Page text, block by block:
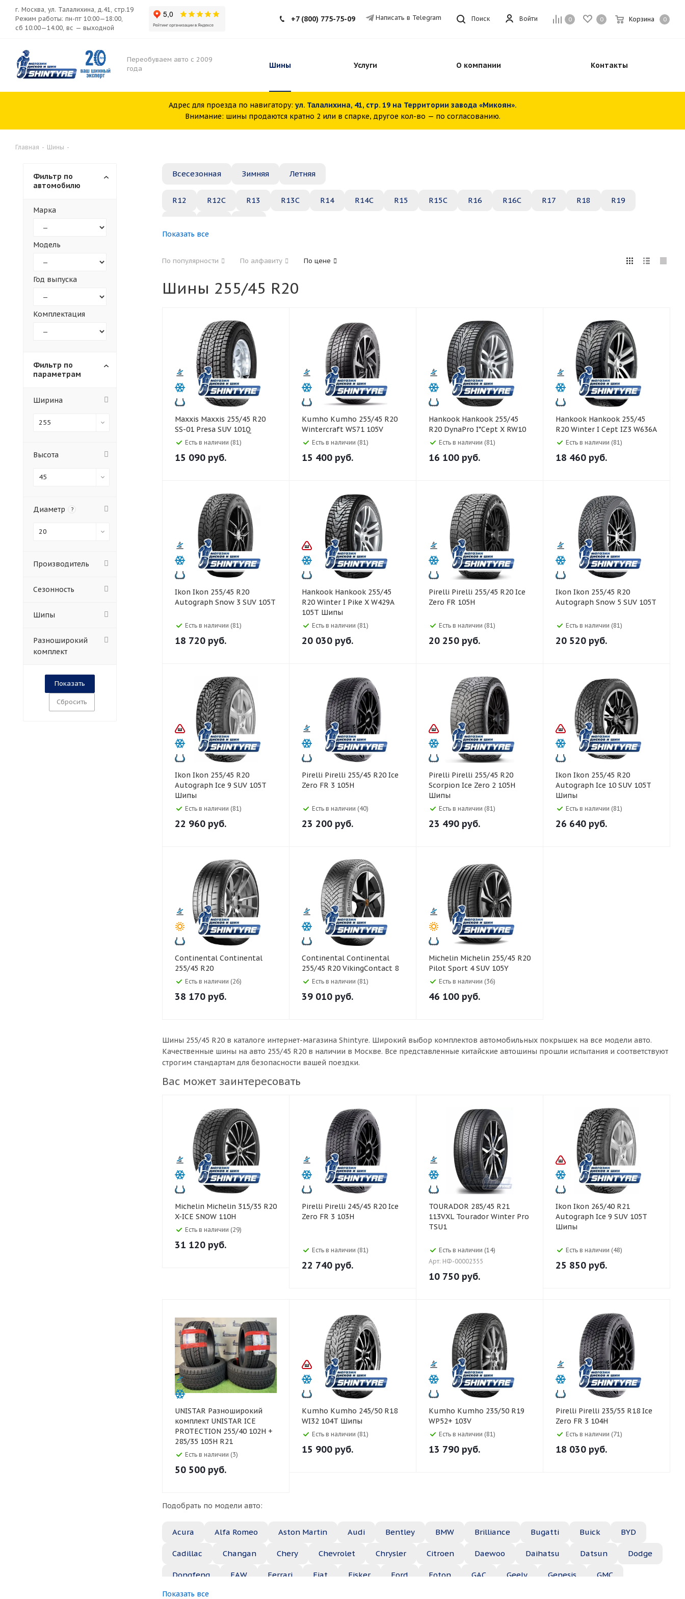
0 0 Корзина 0
Войти
г. Москва, ул. Талалихина, д.41, стр.19
Режим работы: пн-пт 10:00—18:00,
сб 10:00—14:00, вс — выходной
Поиск
+7 (800) 775-75-09 Написать в Telegram
Переобуваем авто с 2009
года
Шины Услуги О компании Контакты
Адрес для проезда по навигатору: ул. Талалихина, 41, стр. 19 на Территории завода «Микоян».
Внимание: шины продаются кратно 2 или в спарке, другое кол-во — по согласованию.
Главная - Шины -
Всесезонная Зимняя Летняя
R12 R12C R13 R13C R14 R14C R15 R15C R16 R16C R17 R18 R19
30 35 40 45 50
Показать все
По популярности По алфавиту По цене
Шины 255/45 R20
Maxxis Maxxis 255/45 R20
SS-01 Presa SUV 101Q
Есть в наличии (81)
15 090 руб.
Kumho Kumho 255/45 R20
Wintercraft WS71 105V
Есть в наличии (81)
15 400 руб.
Hankook Hankook 255/45
R20 DynaPro I*Cept X RW10
101TЕсть в наличии (81)
16 100 руб.
Hankook Hankook 255/45
R20 Winter I Cept IZ3 W636A
105TЕсть в наличии (81)
18 460 руб.
Ikon Ikon 255/45 R20
Autograph Snow 3 SUV 105T
Есть в наличии (81)
18 720 руб.
Hankook Hankook 255/45
R20 Winter I Pike X W429A
105T Шипы
Есть в наличии (81)
20 030 руб.
Pirelli Pirelli 255/45 R20 Ice
Zero FR 105H
Есть в наличии (81)
20 250 руб.
Ikon Ikon 255/45 R20
Autograph Snow 5 SUV 105T
Есть в наличии (81)
20 520 руб.
Ikon Ikon 255/45 R20
Autograph Ice 9 SUV 105T
Шипы
Есть в наличии (81)
22 960 руб.
Pirelli Pirelli 255/45 R20 Ice
Zero FR 3 105H
Есть в наличии (40)
23 200 руб.
Pirelli Pirelli 255/45 R20
Scorpion Ice Zero 2 105H
Шипы
Есть в наличии (81)
23 490 руб.
Ikon Ikon 255/45 R20
Autograph Ice 10 SUV 105T
Шипы
Есть в наличии (81)
26 640 руб.
Continental Continental
255/45 R20
ContiSportContact 7 105Y
Есть в наличии (26)
38 170 руб.
Continental Continental
255/45 R20 VikingContact 8
105TЕсть в наличии (81)
39 010 руб.
Michelin Michelin 255/45 R20
Pilot Sport 4 SUV 105Y
Есть в наличии (36)
46 100 руб.
Шины 255/45 R20 в каталоге интернет-магазина Shintyre. Широкий выбор комплектов автомобильных покрышек на все модели авто.
Качественные шины на авто 255/45 R20 в наличии в Москве. Все представленные китайские автошины прошли испытания и соответствуют
строгим стандартам для безопасности вашей поездки.
Вас может заинтересовать
Michelin Michelin 315/35 R20
X-ICE SNOW 110H
Есть в наличии (29)
31 120 руб.
Pirelli Pirelli 245/45 R20 Ice
Zero FR 3 103H
Есть в наличии (81)
22 740 руб.
TOURADOR 285/45 R21
113VXL Tourador Winter Pro
TSU1
Есть в наличии (14)
Арт: НФ-00002355
10 750 руб.
Ikon Ikon 265/40 R21
Autograph Ice 9 SUV 105T
Шипы
Есть в наличии (48)
25 850 руб.
UNISTAR Разноширокий
комплект UNISTAR ICE
PROTECTION 255/40 102H +
285/35 105H R21
Есть в наличии (3)
50 500 руб.
Kumho Kumho 245/50 R18
WI32 104T Шипы
Есть в наличии (81)
15 900 руб.
Kumho Kumho 235/50 R19
WP52+ 103V
Есть в наличии (81)
13 790 руб.
Pirelli Pirelli 235/55 R18 Ice
Zero FR 3 104H
Есть в наличии (71)
18 030 руб.
Подобрать по модели авто:
Acura Alfa Romeo Aston Martin Audi Bentley BMW Brilliance Bugatti Buick BYD
Cadillac Changan Chery Chevrolet Chrysler Citroen Daewoo Daihatsu Datsun Dodge
Dongfeng FAW Ferrari Fiat Fisker Ford Foton GAC Geely Genesis GMC
Great Wall
Показать все
Фильтр по
автомобилю
Марка
Модель
Год выпуска
Комплектация
Фильтр по
параметрам
Ширина
255
Высота
45
Диаметр ?
20
Производитель
Сезонность
Шипы
Разноширокий
комплект
Сбросить